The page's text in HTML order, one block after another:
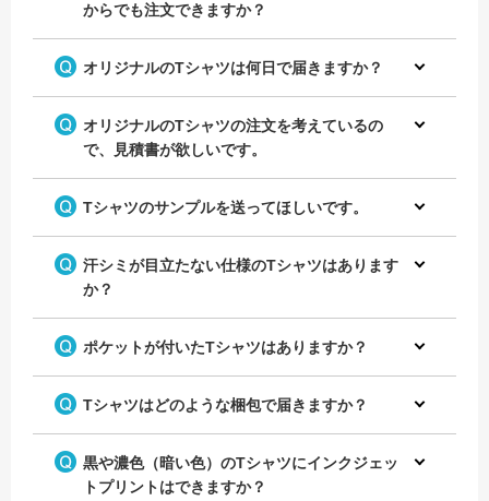
リジナルのクラスTシャツ！
背中のロゴデザインがおしゃれ
おもしろメッセージをプリント
ドライTシャツで作成したラン
ニングチームのオリジナルTシ
ャツ
チームの名前をプリントしてオ
サッカーのチームTシャツをオ
リジナルで作成！
からでも注文できますか？
オリジナルのTシャツは何日で届きますか？
オリジナルのTシャツの注文を考えているの
で、見積書が欲しいです。
Tシャツのサンプルを送ってほしいです。
汗シミが目立たない仕様のTシャツはあります
か？
ポケットが付いたTシャツはありますか？
Tシャツはどのような梱包で届きますか？
黒や濃色（暗い色）のTシャツにインクジェッ
トプリントはできますか？